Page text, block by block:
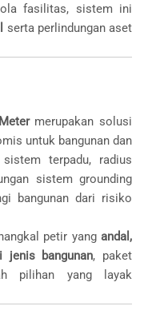
fasilitas, sistem ini
serta perlindungan aset
merupakan solusi
untuk bangunan dan
terpadu, radius
sistem grounding
bangunan dari risiko
petir yang andal,
jenis bangunan, paket
pilihan yang layak